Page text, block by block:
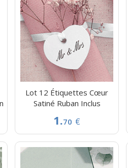
Lot 12 Étiquettes Cœur
Satiné Ruban Inclus
1.70 €